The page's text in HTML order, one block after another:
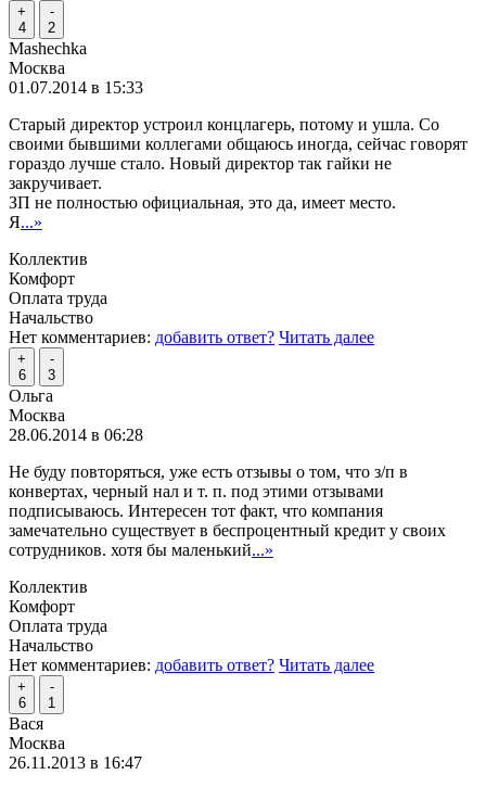
+
4
-
2
Mashechka
Москва
01.07.2014 в 15:33
Cтарый директор устроил концлагерь, потому и ушла. Со
своими бывшими коллегами общаюсь иногда, сейчас говорят
гораздо лучше стало. Новый директор так гайки не
закручивает.
ЗП не полностью официальная, это да, имеет место.
Я...»
Коллектив
Комфорт
Оплата труда
Начальство
Нет комментариев: добавить ответ? Читать далее
+
6
-
3
Ольга
Москва
28.06.2014 в 06:28
Не буду повторяться, уже есть отзывы о том, что з/п в
конвертах, черный нал и т. п. под этими отзывами
подписываюсь. Интересен тот факт, что компания
замечательно существует в беспроцентный кредит у своих
сотрудников. хотя бы маленький...»
Коллектив
Комфорт
Оплата труда
Начальство
Нет комментариев: добавить ответ? Читать далее
+
6
-
1
Вася
Москва
26.11.2013 в 16:47